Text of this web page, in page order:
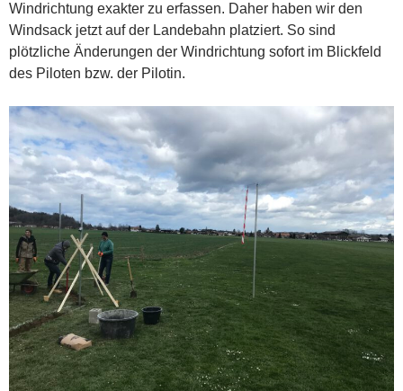
Windrichtung exakter zu erfassen. Daher haben wir den
Windsack jetzt auf der Landebahn platziert. So sind
plötzliche Änderungen der Windrichtung sofort im Blickfeld
des Piloten bzw. der Pilotin.